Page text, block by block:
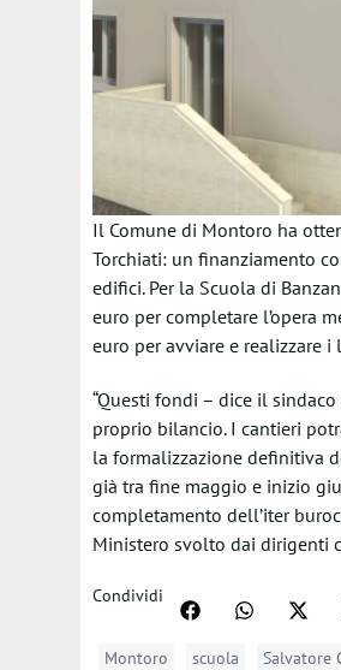
Il Comune di Montoro ha
Torchiati: un finanziamento
edifici. Per la Scuola di
euro per completare l’opera
euro per avviare e realizzare
“Questi fondi – dice il
proprio bilancio. I cantieri
la formalizzazione definitiva
già tra fine maggio e inizio
completamento dell’iter
Ministero svolto dai dirigenti
Condividi
Montoro scuola Salvatore